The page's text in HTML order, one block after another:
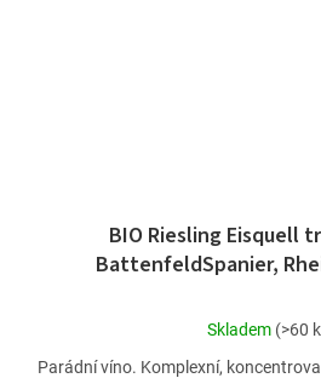
BIO Riesling Eisquell
BattenfeldSpanier,
Skladem (>60
Parádní víno. Komplexní,